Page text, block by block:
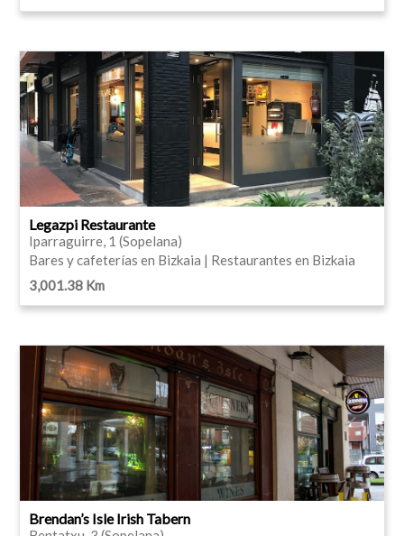
Legazpi Restaurante
Iparraguirre, 1 (Sopelana)
Bares y cafeterías en Bizkaia | Restaurantes en Bizkaia
3,001.38 Km
Brendan’s Isle Irish Tabern